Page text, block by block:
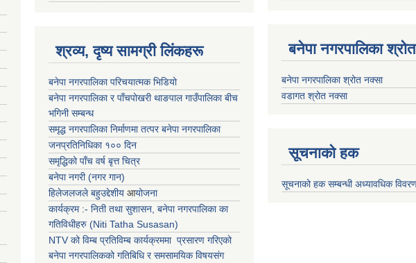
श्रव्य, दृष्य सामग्री लिंकहरू
बनेपा नगरपालिका परिचयात्मक भिडियो
बनेपा नगरपालिका र पाँचपोखरी थाङपाल गाउँपालिका बीच
भगिनी सम्बन्ध
समृद्ध नगरपालिका निर्माणमा तत्पर बनेपा नगरपालिका
जनप्रतिनिधिका १०० दिन
समृद्धिको पाँच वर्ष बृत्त चित्र
बनेपा नगरी (नगर गान)
हिलेजलजले बहुउद्देशीय आयोजना
कार्यक्रम :- निती तथा सुशासन, बनेपा नगरपालिका का
गतिविधीहरु (Niti Tatha Susasan)
NTV को विम्ब प्रतिविम्ब कार्यक्रममा प्रसारण गरिएको
बनेपा नगरपालिकको गतिबिधि र समसामयिक विषयसंग
बनेपा नगरपालिका
बनेपा नगरपालिका श्रोत नक्सा
वडागत श्रोत नक्सा
सूचनाको हक
सूचनाको हक सम्बन्धी अध्यावधिक